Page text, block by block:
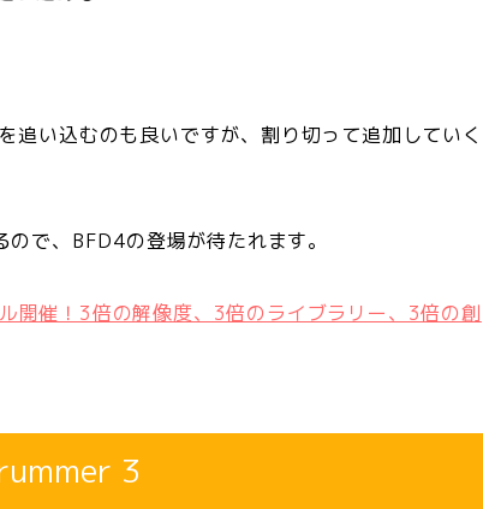
追い込むのも良いですが、割り切って追加していく
で、BFD4の登場が待たれます。
開催！3倍の解像度、3倍のライブラリー、3倍の創
3